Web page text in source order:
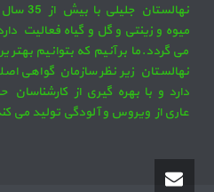
می گردد.ما بر آنیم که بتوانیم
نهالستان زیر نظر سازمان گواهی
دارد و با بهره گیری از
عاری از ویروس و آلودگی تولید می